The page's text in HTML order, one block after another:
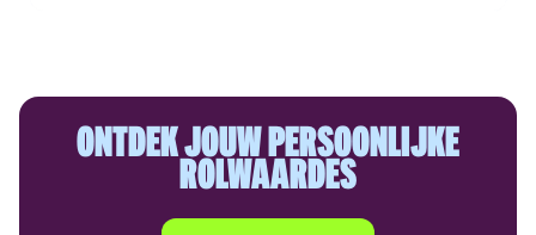
ONTDEK JOUW PERSOONLIJKE
ROLWAARDES